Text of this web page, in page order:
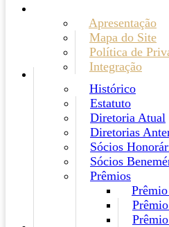
Apresentação
Mapa do Site
Política de
Integração
Histórico
Estatuto
Diretoria Atual
Diretorias
Sócios
Sócios
Prêmios